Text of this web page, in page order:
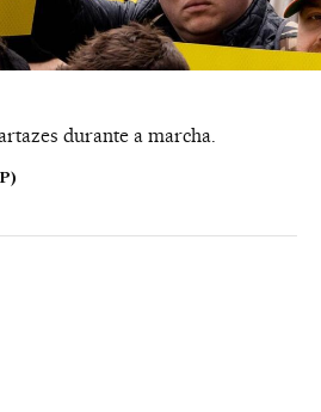
durante a marcha.